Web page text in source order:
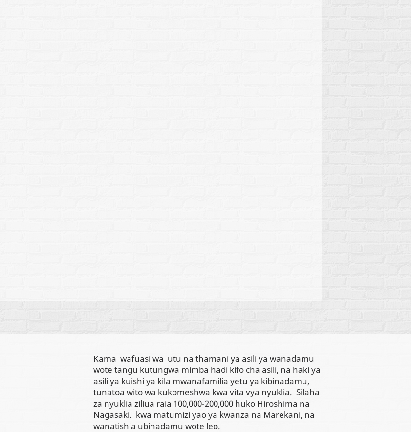
Kama wafuasi wa utu na thamani ya asili ya wanadamu
wote tangu kutungwa mimba hadi kifo cha asili, na haki ya
asili ya kuishi ya kila mwanafamilia yetu ya kibinadamu,
tunatoa wito wa kukomeshwa kwa vita vya nyuklia. Silaha
za nyuklia ziliua raia 100,000-200,000 huko Hiroshima na
Nagasaki. kwa matumizi yao ya kwanza na Marekani, na
wanatishia ubinadamu wote leo.